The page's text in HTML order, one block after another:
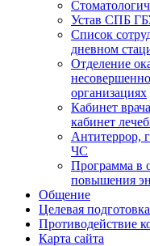
Устав СПБ
Список
дневном
Отделение
организациях
Кабинет
кабинет
Антитеррор,
ЧС
Программа в
повышения
Общение
Целевая
Противодействие
Карта сайта